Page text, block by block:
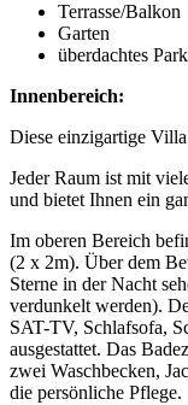
Terrasse/Balkon
Garten
überdachtes
Innenbereich:
Diese einzigartige
Jeder Raum ist mit
und bietet Ihnen ein
Im oberen Bereich
(2 x 2m). Über dem
Sterne in der Nacht
verdunkelt werden).
SAT-TV, Schlafsofa,
ausgestattet. Das
zwei Waschbecken,
die persönliche Pflege.